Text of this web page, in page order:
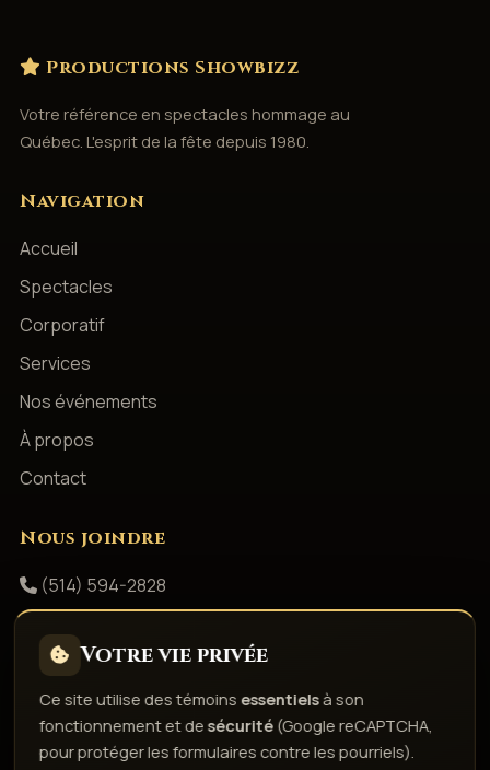
Productions Showbizz
Votre référence en spectacles hommage au
Québec. L'esprit de la fête depuis 1980.
Navigation
Accueil
Spectacles
Corporatif
Services
Nos événements
À propos
Contact
Nous joindre
(514) 594-2828
Facebook
Politique de confidentialité Conditions d'utilisation
Votre vie privée
Ce site utilise des témoinsessentielsà son
fonctionnement et desécurité (Google reCAPTCHA,
pour protéger les formulaires contre les pourriels).